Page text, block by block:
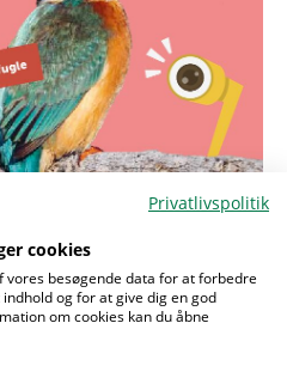
Privatlivspolitik
cookies
vores besøgende data for at forbedre
og for at give dig en god
om cookies kan du åbne